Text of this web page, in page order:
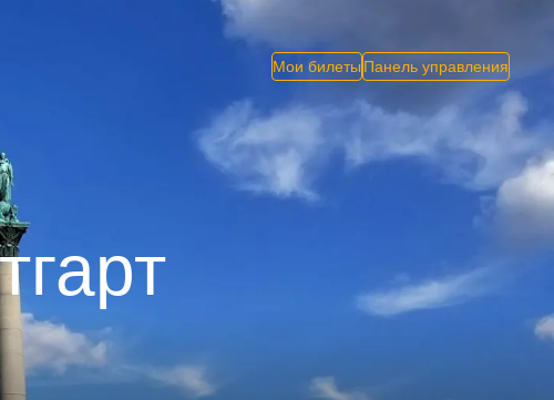
Мои билеты Панель управления